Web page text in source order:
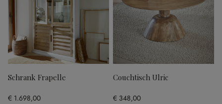
Schrank Frapelle
€ 1.698,00
Couchtisch Ulric
€ 348,00